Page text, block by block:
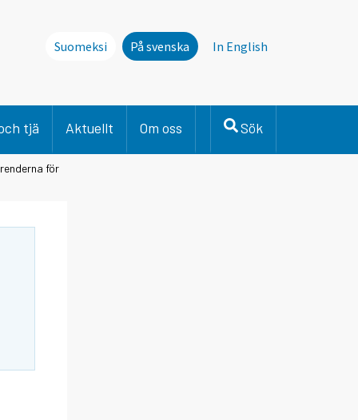
Suomeksi På svenska In English
tjä Aktuellt Om oss Sök
för